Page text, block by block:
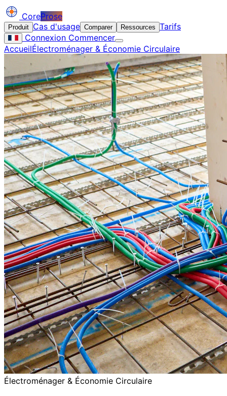
CoreProse
Produit Cas d'usage Comparer Ressources Tarifs
Connexion Commencer
AccueilÉlectroménager & Économie Circulaire
Électroménager & Économie Circulaire